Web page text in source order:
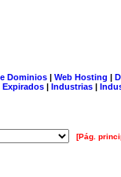
Dominios| Web Hosting |
| Industrias |
[Pág.